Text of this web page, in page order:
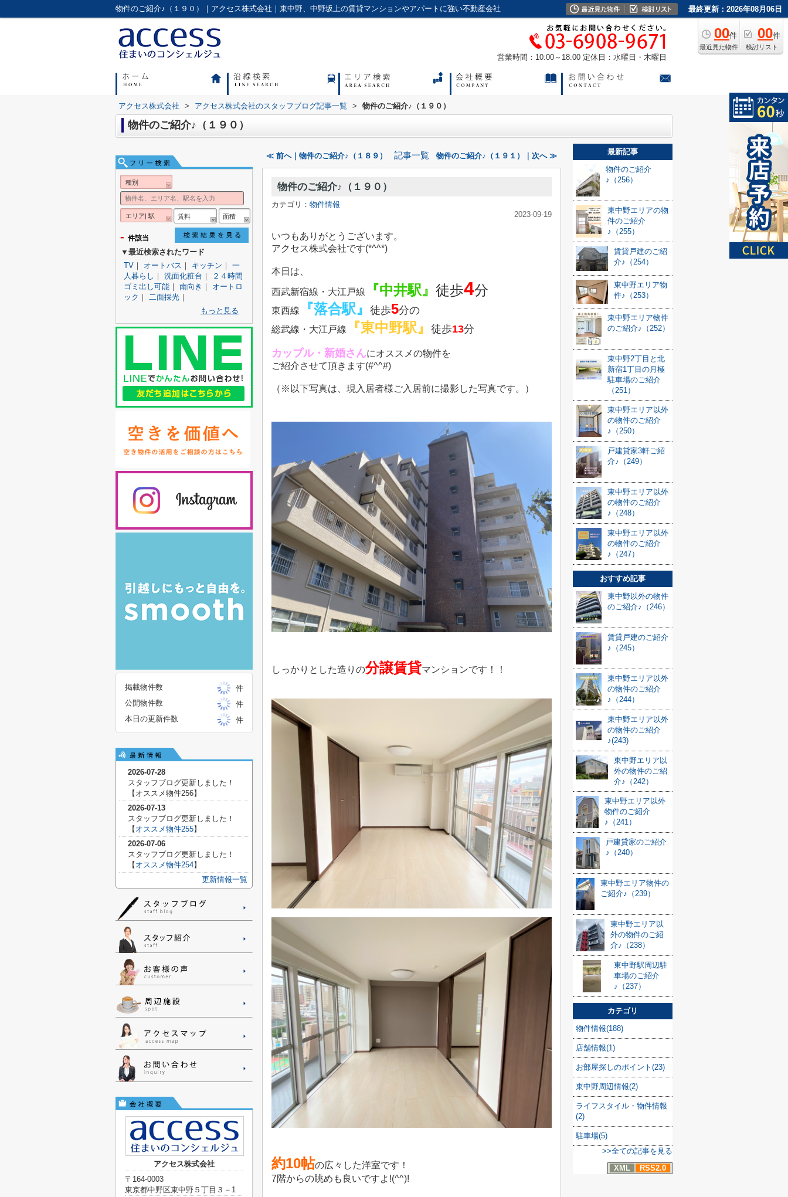
物件のご紹介♪（１９０）｜アクセス株式会社｜東中野、中野坂上の賃貸マンションやアパートに強い不動産会社 最終更新：2026年08月06日
00件
最近見た物件
00件
検討リスト
営業時間：10:00～18:00 定休日：水曜日・木曜日
アクセス株式会社 > アクセス株式会社のスタッフブログ記事一覧 > 物件のご紹介♪（１９０）
物件のご紹介♪（１９０）
≪ 前へ｜物件のご紹介♪（１８９） 記事一覧 物件のご紹介♪（１９１）｜次へ ≫
物件のご紹介♪（１９０）
カテゴリ： 物件情報
2023-09-19
いつもありがとうございます。
アクセス株式会社です(*^^*)
本日は、
西武新宿線・大江戸線 『中井駅』 徒歩4分
東西線 『落合駅』 徒歩5分の
総武線・大江戸線 『東中野駅』 徒歩13分
カップル・新婚さんにオススメの物件を
ご紹介させて頂きます(#^^#)
（※以下写真は、現入居者様ご入居前に撮影した写真です。）
しっかりとした造りの分譲賃貸マンションです！！
約10帖の広々した洋室です！
7階からの眺めも良いですよ!(^^)!
最新記事
物件のご紹介
♪（256）
東中野エリアの物
件のご紹介
♪（255）
賃貸戸建のご紹
介♪（254）
東中野エリア物
件♪（253）
東中野エリア物件
のご紹介♪（252）
東中野2丁目と北
新宿1丁目の月極
駐車場のご紹介
（251）
東中野エリア以外
の物件のご紹介
♪（250）
戸建貸家3軒ご紹
介♪（249）
東中野エリア以外
の物件のご紹介
♪（248）
東中野エリア以外
の物件のご紹介
♪（247）
おすすめ記事
東中野以外の物件
のご紹介♪（246）
賃貸戸建のご紹介
♪（245）
東中野エリア以外
の物件のご紹介
♪（244）
東中野エリア以外
の物件のご紹介
♪(243)
東中野エリア以
外の物件のご紹
介♪（242）
東中野エリア以外
物件のご紹介
♪（241）
戸建貸家のご紹介
♪（240）
東中野エリア物件の
ご紹介♪（239）
東中野エリア以
外の物件のご紹
介♪（238）
東中野駅周辺駐
車場のご紹介
♪（237）
カテゴリ
物件情報(188)
店舗情報(1)
お部屋探しのポイント(23)
東中野周辺情報(2)
ライフスタイル・物件情報
(2)
駐車場(5)
>>全ての記事を見る
XML
RSS2.0
種別
エリア| 駅 賃料 面積
- 件該当
▼最近検索されたワード
TV ｜ オートバス ｜ キッチン ｜ 一
人暮らし ｜ 洗面化粧台 ｜
２４時間
ゴミ出し可能 ｜ 南向き ｜ オートロ
ック ｜ 二面採光 ｜
もっと見る
掲載物件数
件
公開物件数
件
本日の更新件数
件
2026-07-28
スタッフブログ更新しました！
【 オススメ物件256】
2026-07-13
スタッフブログ更新しました！
【 オススメ物件255】
2026-07-06
スタッフブログ更新しました！
【 オススメ物件254】
更新情報一覧
アクセス株式会社
〒164-0003
東京都中野区東中野５丁目３－1